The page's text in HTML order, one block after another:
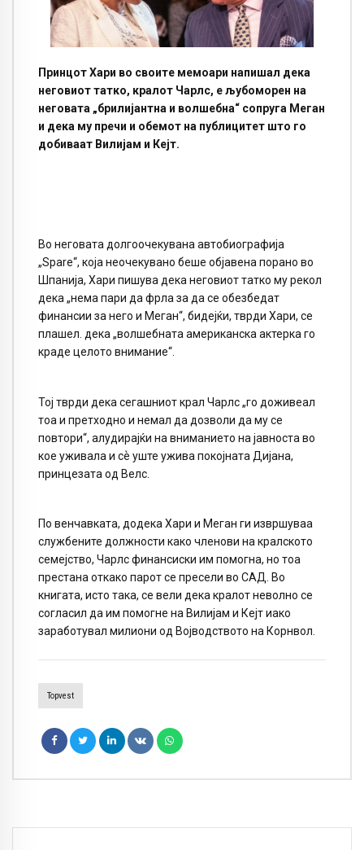
Принцот Хари во своите мемоари напишал дека
неговиот татко, кралот Чарлс, е љубоморен на
неговата „брилијантна и волшебна“ сопруга Меган
и дека му пречи и обемот на публицитет што го
добиваат Вилијам и Кејт.
Во неговата долгоочекувана автобиографија
„Spare“, која неочекувано беше објавена порано во
Шпанија, Хари пишува дека неговиот татко му рекол
дека „нема пари да фрла за да се обезбедат
финансии за него и Меган“, бидејќи, тврди Хари, се
плашел. дека „волшебната американска актерка го
краде целото внимание“.
Тој тврди дека сегашниот крал Чарлс „го доживеал
тоа и претходно и немал да дозволи да му се
повтори“, алудирајќи на вниманието на јавноста во
кое уживала и сѐ уште ужива покојната Дијана,
принцезата од Велс.
По венчавката, додека Хари и Меган ги извршуваа
службените должности како членови на кралското
семејство, Чарлс финансиски им помогна, но тоа
престана откако парот се пресели во САД. Во
книгата, исто така, се вели дека кралот неволно се
согласил да им помогне на Вилијам и Кејт иако
заработувал милиони од Војводството на Корнвол.
Topvest